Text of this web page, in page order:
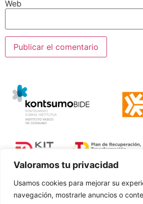
Valoramos tu privacidad
Usamos cookies para mejorar su
navegación, mostrarle anuncios o
Web
Polí­tica de Privacidad